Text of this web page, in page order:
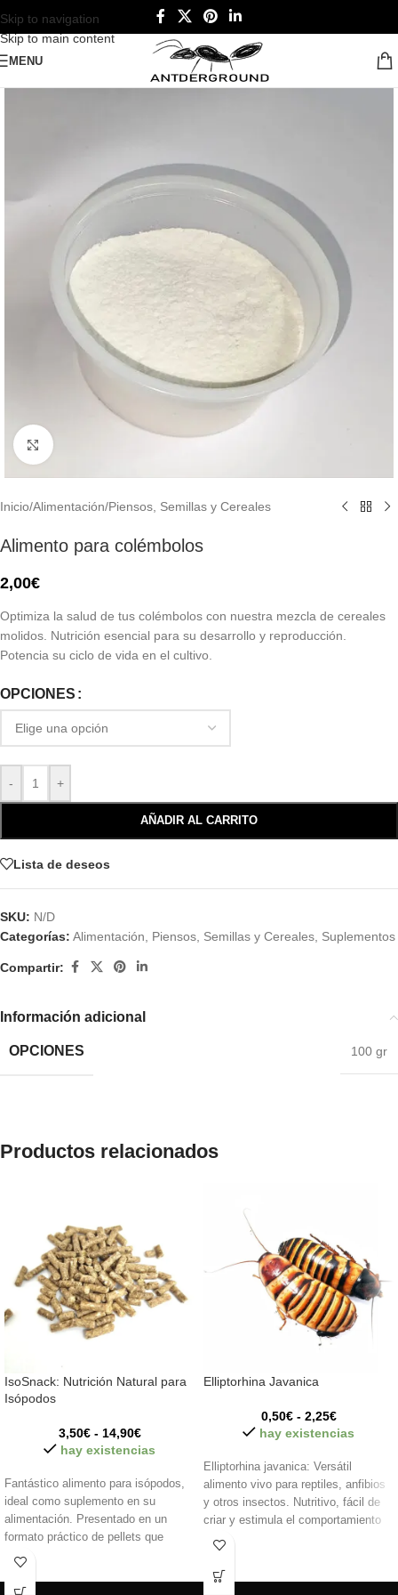
Skip to navigation
Skip to main content
MENU
Click to enlarge
Inicio/Alimentación/Piensos, Semillas y Cereales
Alimento para colémbolos
2,00€
Optimiza la salud de tus colémbolos con nuestra mezcla de cereales
molidos. Nutrición esencial para su desarrollo y reproducción.
Potencia su ciclo de vida en el cultivo.
OPCIONES
- +
AÑADIR AL CARRITO
Lista de deseos
SKU: N/D
Categorías: Alimentación Piensos, Semillas y Cereales Suplementos
Compartir:
Información adicional
OPCIONES 100 gr
Productos relacionados
IsoSnack: Nutrición Natural para
Isópodos
3,50€ - 14,90€
hay existencias
Fantástico alimento para isópodos,
ideal como suplemento en su
alimentación. Presentado en un
formato práctico de pellets que
facilita su consumo y asegura una
Elliptorhina Javanica
0,50€ - 2,25€
hay existencias
Elliptorhina javanica: Versátil
alimento vivo para reptiles, anfibios
y otros insectos. Nutritivo, fácil de
criar y estimula el comportamiento
de caza.